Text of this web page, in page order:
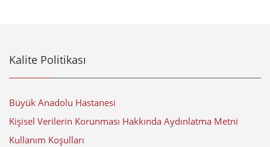
Kalite Politikası
Büyük Anadolu Hastanesi
Kişisel Verilerin Korunması Hakkında Aydınlatma Metni
Kullanım Koşulları